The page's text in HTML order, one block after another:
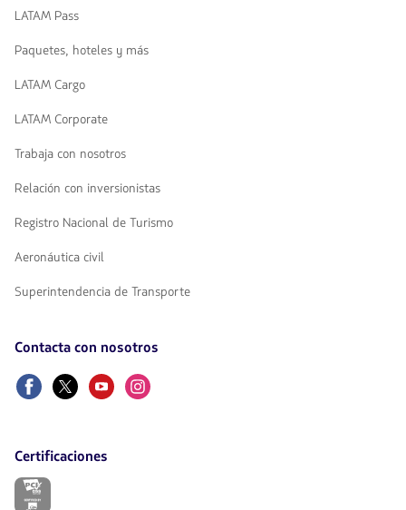
LATAM Pass
Paquetes, hoteles y más
LATAM Cargo
LATAM Corporate
Trabaja con nosotros
Relación con inversionistas
Registro Nacional de Turismo
Aeronáutica civil
Superintendencia de Transporte
Contacta con nosotros
FacebookTwitterYoutubeInstagram
Certificaciones
El